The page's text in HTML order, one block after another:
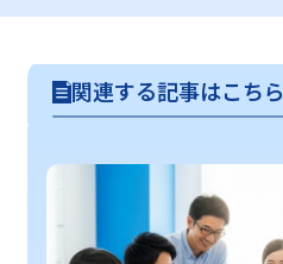
関連する記事はこちら